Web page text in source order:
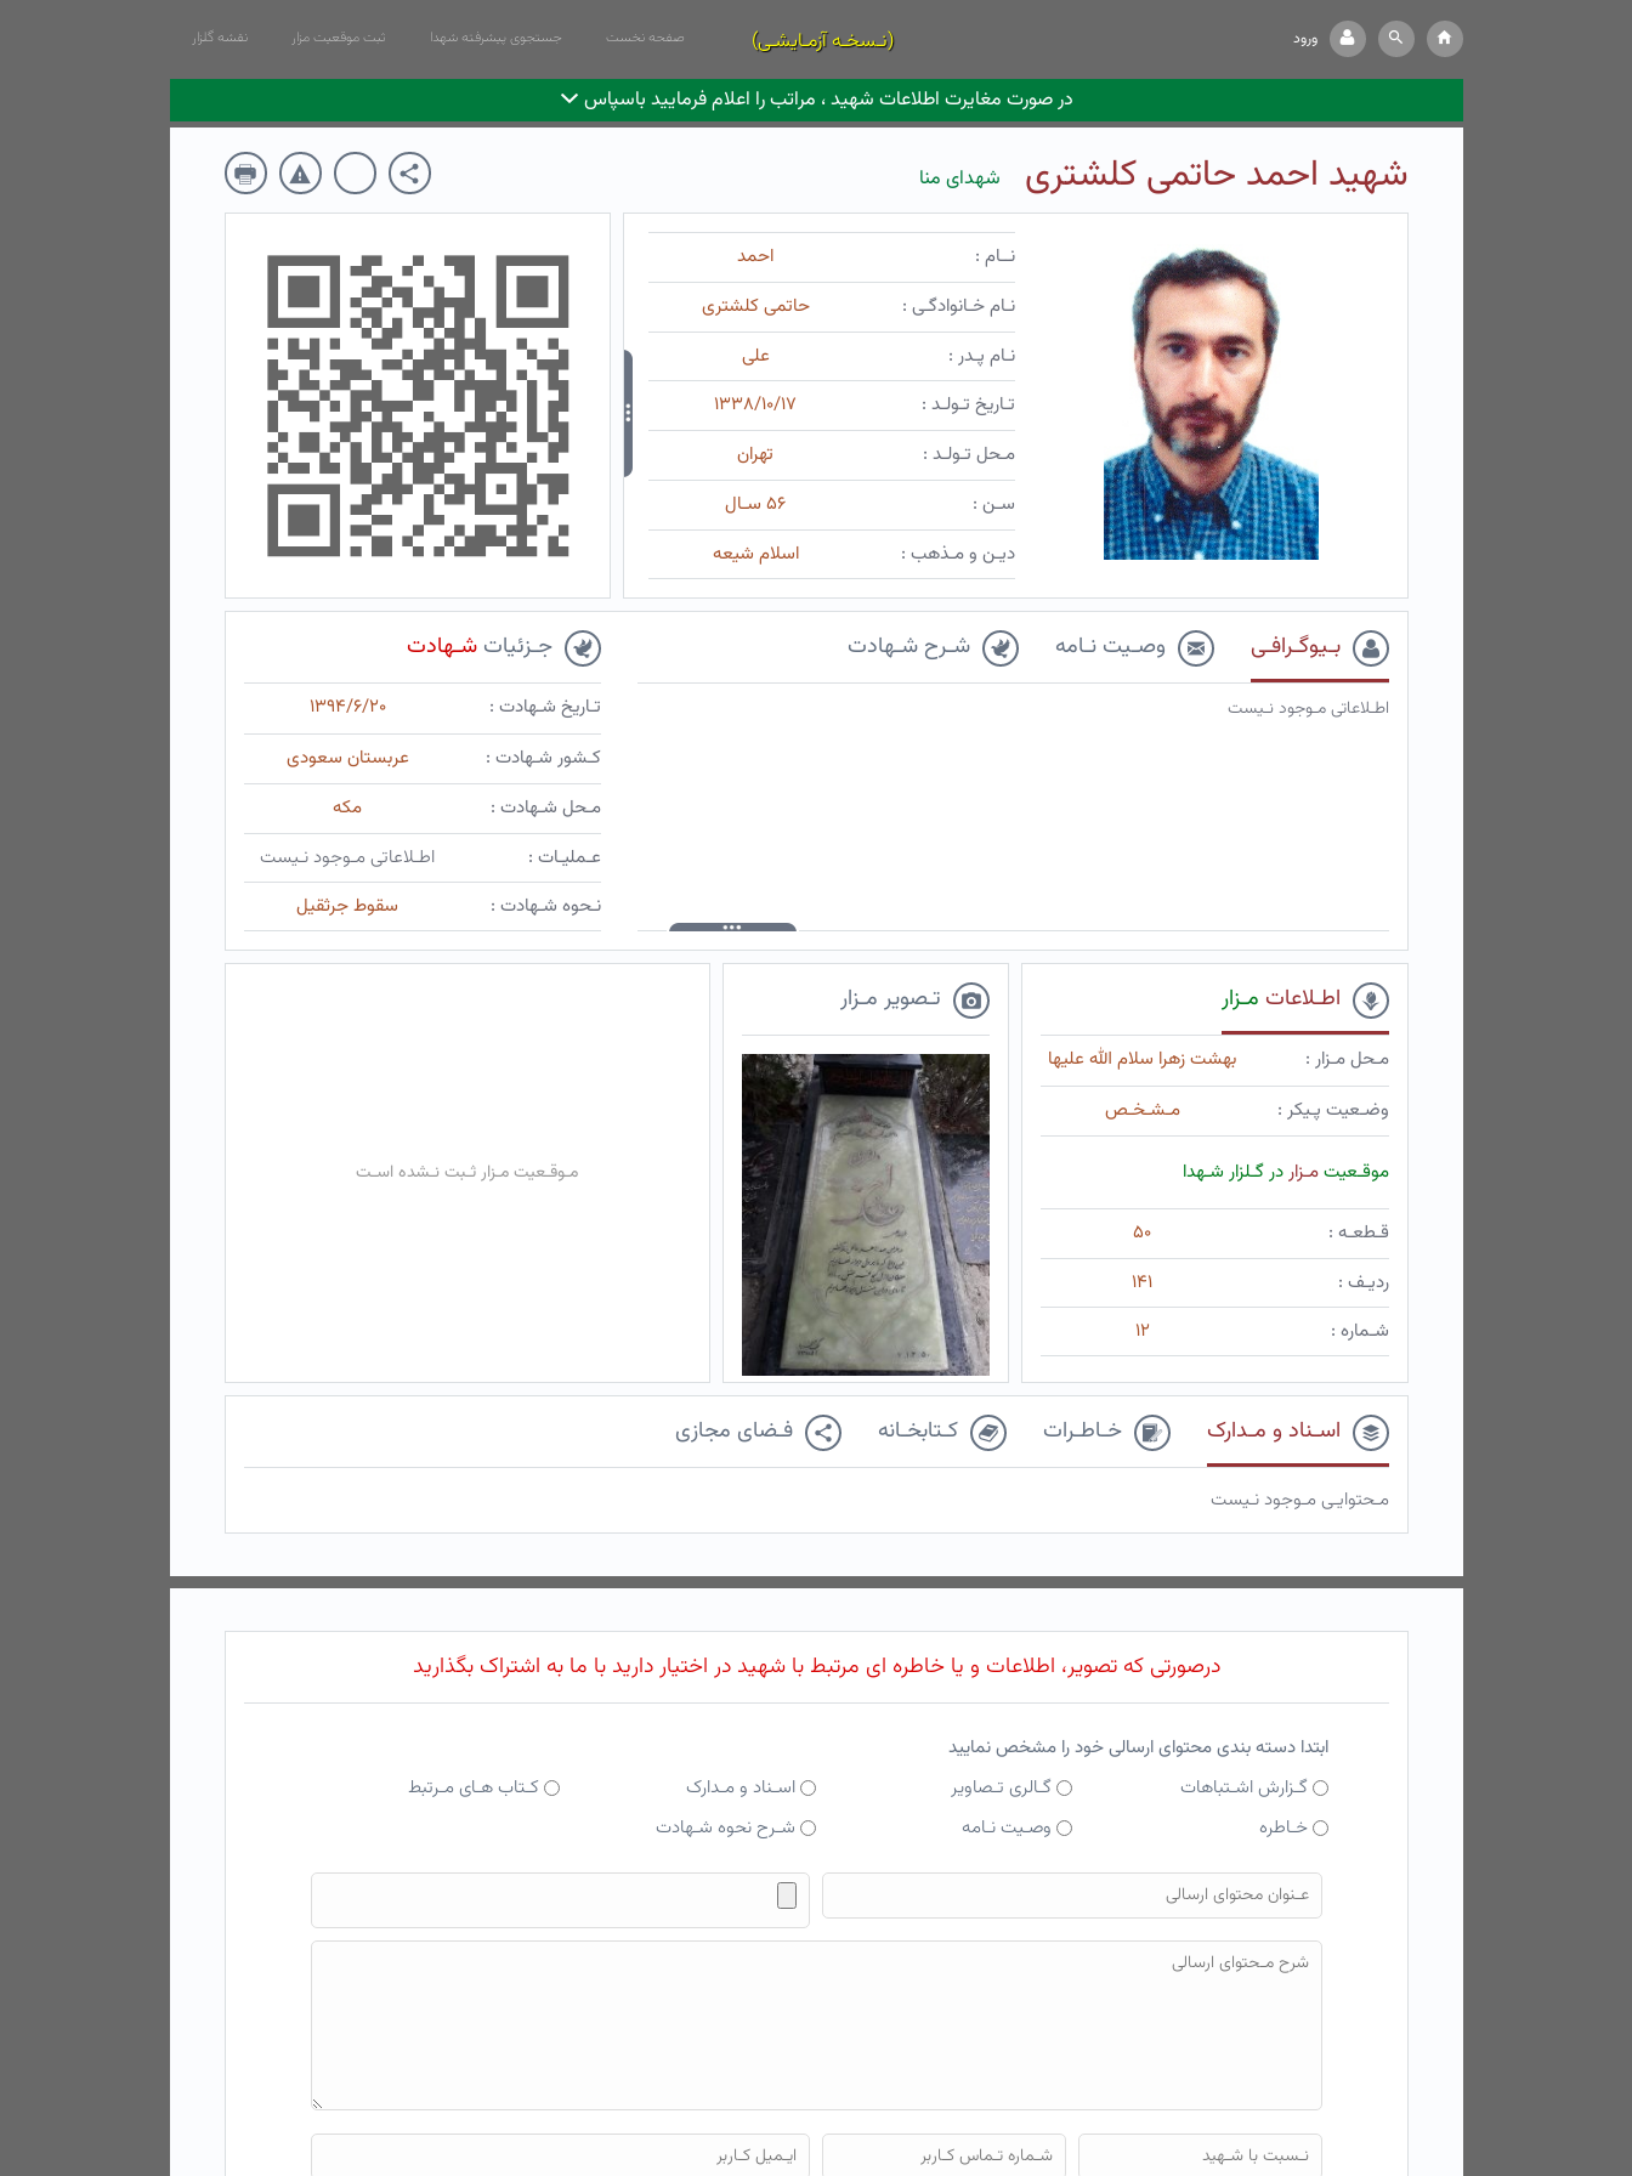
ورود (نـسخـه آزمـایشـی) صفحه نخست جستجوی پیشرفته شهدا ثبت موقعیت مزار نقشه گلزار
در صورت مغایرت اطلاعات شهید ، مراتب را اعلام فرمایید باسپاس
شهید احمد حاتمی کلشتری شهدای منا
نــام :
احمد
نـام خـانوادگـی :
حاتمی کلشتری
نـام پـدر :
علی
تـاریخ تـولـد :
۱۳۳۸/۱۰/۱۷
مـحل تـولـد :
تهران
سـن :
۵۶ سـال
دیـن و مـذهب :
اسلام شیعه
بـیوگـرافـی وصـیت نـامه شـرح شـهادت
اطـلاعاتی مـوجود نـیست
جـزئیاتشـهادت
تـاریخ شـهادت :
۱۳۹۴/۶/۲۰
کـشور شـهادت :
عربستان سعودی
مـحل شـهادت :
مکه
عـملیـات :
اطـلاعاتی مـوجود نـیست
نـحوه شـهادت :
سقوط جرثقیل
اطـلاعات مـزار
مـحل مـزار :
بهشت زهرا سلام الله علیها
وضـعیت پـیکر :
مـشـخـص
موقـعیتمـزاردر گـلزار شـهدا
قـطعـه :
۵۰
ردیـف :
۱۴۱
شـماره :
۱۲
تـصویر مـزار
مـوقـعیت مـزار ثـبت نـشده اسـت
اسـناد و مـدارک خـاطـرات کـتابخـانه فـضای مجازی
مـحتوایـی مـوجود نـیست
درصورتی که تصویر، اطلاعات و یا خاطره ای مرتبط با شهید در اختیار دارید با ما به اشتراک بگذارید
ابتدا دسته بندی محتوای ارسالی خود را مشخص نمایید
گـزارش اشـتباهات
گـالری تـصاویر اسـناد و مـدارک
کـتاب هـای مـرتبط
خـاطره
وصـیت نـامه شـرح نحوه شـهادت
فایل محتوای ارسالی